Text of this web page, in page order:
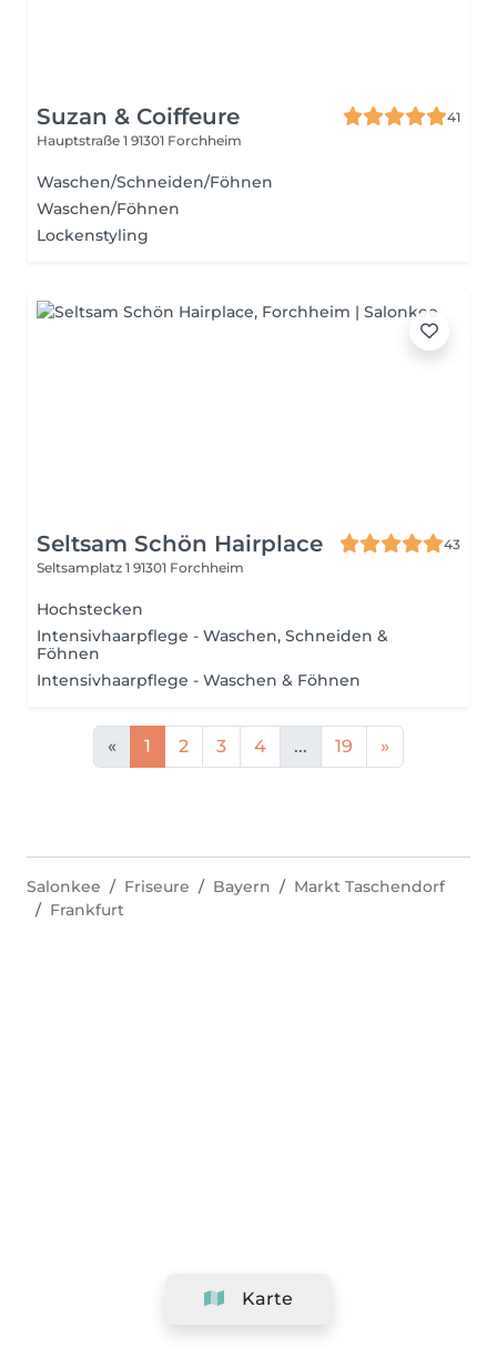
Suzan & Coiffeure
41
Hauptstraße 1 91301 Forchheim
Waschen/Schneiden/Föhnen
Waschen/Föhnen
Lockenstyling
Seltsam Schön Hairplace
43
Seltsamplatz 1 91301 Forchheim
Hochstecken
Intensivhaarpflege - Waschen, Schneiden &
Föhnen
Intensivhaarpflege - Waschen & Föhnen
« 1 2 3 4 ... 19 »
Karte
Salonkee Friseure Bayern
Markt Taschendorf
Frankfurt